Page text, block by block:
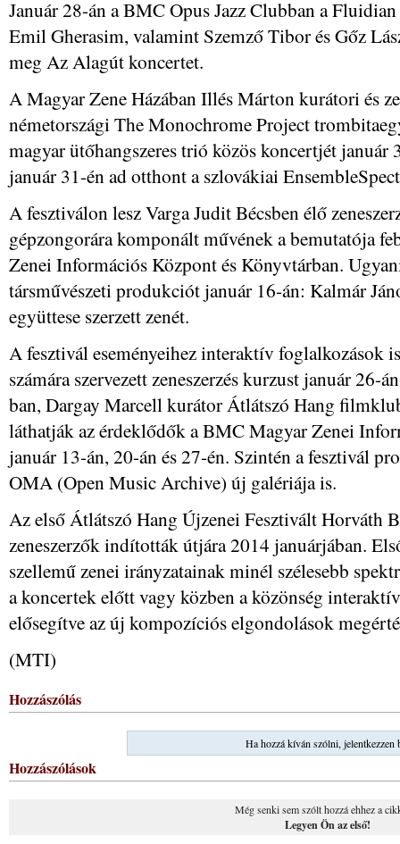
Január 28-án a BMC Opus Jazz Clubban a
Emil Gherasim, valamint Szemző Tibor és Gőz
meg Az Alagút koncertet.
A Magyar Zene Házában Illés Márton kurátori és
németországi The Monochrome Project
magyar ütőhangszeres trió közös koncertjét
január 31-én ad otthont a szlovákiai
A fesztiválon lesz Varga Judit Bécsben élő
gépzongorára komponált művének a bemutatója
Zenei Információs Központ és Könyvtárban.
társművészeti produkciót január 16-án: Kalmár
együttese szerzett zenét.
A fesztivál eseményeihez interaktív foglalkozások
számára szervezett zeneszerzés kurzust január 26-
ban, Dargay Marcell kurátor Átlátszó Hang
láthatják az érdeklődők a BMC Magyar Zenei
január 13-án, 20-án és 27-én. Szintén a fesztivál
OMA (Open Music Archive) új galériája is.
Az első Átlátszó Hang Újzenei Fesztivált Horváth
zeneszerzők indították útjára 2014 januárjában.
szellemű zenei irányzatainak minél szélesebb
a koncertek előtt vagy közben a közönség
elősegítve az új kompozíciós elgondolások
(MTI)
Hozzászólás
Ha hozzá kíván szólni, jelentkezzen
Hozzászólások
Még senki sem szólt hozzá ehhez a
Legyen Ön az első!